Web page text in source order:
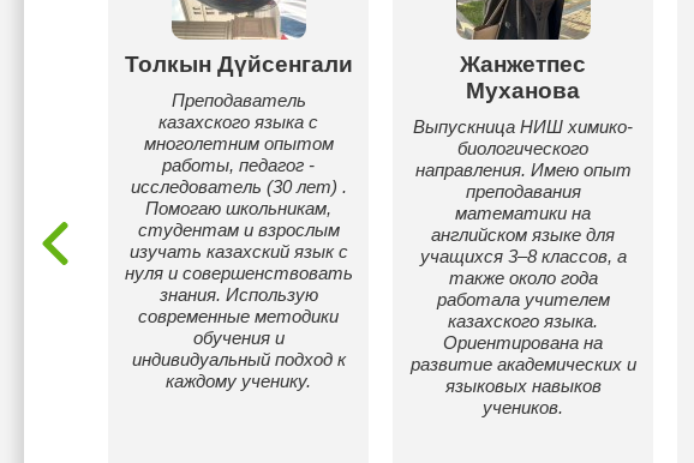
Толкын Дүйсенгали
Преподаватель
казахского языка с
многолетним опытом
работы, педагог -
исследователь (30 лет) .
Помогаю школьникам,
студентам и взрослым
изучать казахский язык с
нуля и совершенствовать
знания. Использую
современные методики
обучения и
индивидуальный подход к
каждому ученику.
Жанжетпес
Муханова
Выпускница НИШ химико-
биологического
направления. Имею опыт
преподавания
математики на
английском языке для
учащихся 3–8 классов, а
также около года
работала учителем
казахского языка.
Ориентирована на
развитие академических и
языковых навыков
учеников.